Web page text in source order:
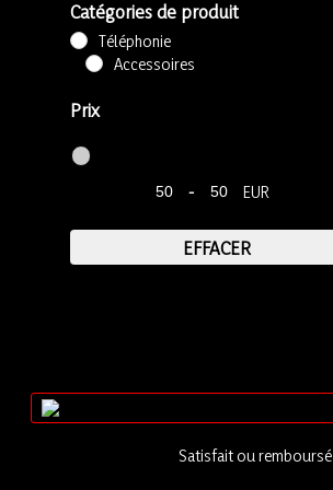
Catégories de produit
Téléphonie
Accessoires
Prix
- EUR
EFFACER
Satisfait ou remboursé